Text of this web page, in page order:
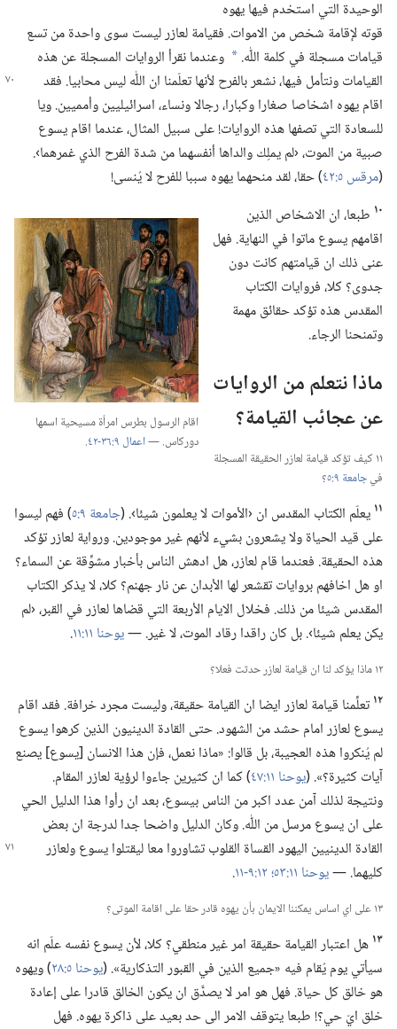
الوحيدة التي استخدم فيها يهوه
قوته لإقامة شخص من الاموات.‏ فقيامة لعازر ليست سوى واحدة من تسع
قيامات مسجلة في كلمة اللّٰه.‏ a وعندما نقرأ الروايات المسجلة عن هذه
القيامات ونتأمل فيها،‏نشعر بالفرح لأنها تعلّمنا ان اللّٰه ليس محابيا.‏ فقد
اقام يهوه اشخاصا صغارا وكبارا،‏ رجالا ونساء،‏ اسرائيليين وأمميين.‏ ويا
للسعادة التي تصفها هذه الروايات!‏ على سبيل المثال،‏ عندما اقام يسوع
صبية من الموت،‏ ‹لم يملِك والداها أنفسهما من شدة الفرح الذي غمرهما›.‏
(‏مرقس ٥:‏٤٢ ‏)‏ حقا،‏ لقد منحهما يهوه سببا للفرح لا يُنسى!‏
اقام الرسول بطرس امرأة مسيحية اسمها
دوركاس.‏ —‏اعمال ٩:‏٣٦-‏٤٢ ‏.‏
١٠ طبعا،‏ ان الاشخاص الذين
اقامهم يسوع ماتوا في النهاية.‏ فهل
عنى ذلك ان قيامتهم كانت دون
جدوى؟‏ كلا،‏ فروايات الكتاب
المقدس هذه تؤكد حقائق مهمة
وتمنحنا الرجاء.‏
ماذا نتعلم من الروايات
عن عجائب القيامة؟‏
١١ كيف تؤكد قيامة لعازر الحقيقة المسجلة
فيجامعة ٩:‏٥
‏؟‏
١١ يعلّم الكتاب المقدس ان ‹الأموات لا يعلمون شيئا›.‏ (‏جامعة ٩:‏٥
‏)‏ فهم ليسوا
على قيد الحياة ولا يشعرون بشيء لأنهم غير موجودين.‏ ورواية لعازر تؤكد
هذه الحقيقة.‏ فعندما قام لعازر،‏ هل ادهش الناس بأخبار مشوِّقة عن السماء؟‏
او هل اخافهم بروايات تقشعر لها الأبدان عن نار جهنم؟‏ كلا،‏ لا يذكر الكتاب
المقدس شيئا من ذلك.‏ فخلال الايام الأربعة التي قضاها لعازر في القبر،‏ ‹لم
يكن يعلم شيئا›.‏ بل كان راقدا رقاد الموت،‏ لا غير.‏ —‏يوحنا ١١:‏١١ ‏.‏
١٢ ماذا يؤكد لنا ان قيامة لعازر حدثت فعلا؟‏
١٢تعلِّمنا قيامة لعازر ايضا ان القيامة حقيقة،‏ وليست مجرد خرافة.‏ فقد اقام
يسوع لعازر امام حشد من الشهود.‏ حتى القادة الدينيون الذين كرهوا يسوع
لم يُنكروا هذه العجيبة،‏ بل قالوا:‏ «ماذا نعمل،‏ فإن هذا الانسان [يسوع] يصنع
آيات كثيرة؟‏».‏ (‏يوحنا ١١:‏٤٧
‏)‏ كما ان كثيرين جاءوا لرؤية لعازر المقام.‏
ونتيجة لذلك آمن عدد اكبر من الناس بيسوع،‏ بعد ان رأوا هذا الدليل الحي
على ان يسوع مرسل من اللّٰه.‏ وكان الدليل واضحا جدا لدرجة ان بعض
القادة الدينيين اليهودالقساة القلوب تشاوروا معا ليقتلوا يسوع ولعازر
كليهما.‏ —‏يوحنا ١١:‏٥٣؛‏ ‏.‏
١٣ على اي اساس يمكننا الايمان بأن يهوه قادر حقا على اقامة الموتى؟‏
١٣ هل اعتبار القيامة حقيقة امر غير منطقي؟‏ كلا،‏ لأن يسوع نفسه علّم انه
سيأتي يوم يُقام فيه «جميع الذين في القبور التذكارية».‏ (‏يوحنا ٥:‏٢٨
‏)‏ ويهوه
هو خالق كل حياة.‏ فهل هو امر لا يصدَّق ان يكون الخالق قادرا على إعادة
خلق ايّ حي؟‏!‏ طبعا يتوقف الامر الى حد بعيد على ذاكرة يهوه.‏ فهل